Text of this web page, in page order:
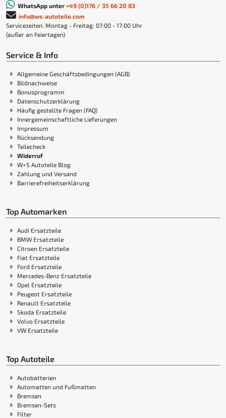
WhatsApp unter +49 (0)176 / 35 66 20 83
info@ws-autoteile.com
Servicezeiten: Montag - Freitag: 07:00 - 17:00 Uhr
(außer an Feiertagen)
Service & Info
Allgemeine Geschäftsbedingungen (AGB)
Bildnachweise
Bonusprogramm
Datenschutzerklärung
Häufig gestellte Fragen (FAQ)
Innergemeinschaftliche Lieferungen
Impressum
Rücksendung
Teilecheck
Widerruf
W+S Autoteile Blog
Zahlung und Versand
Barrierefreiheitserklärung
Top Automarken
Audi Ersatzteile
BMW Ersatzteile
Citroen Ersatzteile
Fiat Ersatzteile
Ford Ersatzteile
Mercedes-Benz Ersatzteile
Opel Ersatzteile
Peugeot Ersatzteile
Renault Ersatzteile
Skoda Ersatzteile
Volvo Ersatzteile
VW Ersatzteile
Top Autoteile
Autobatterien
Automatten und Fußmatten
Bremsen
Bremsen-Sets
Filter